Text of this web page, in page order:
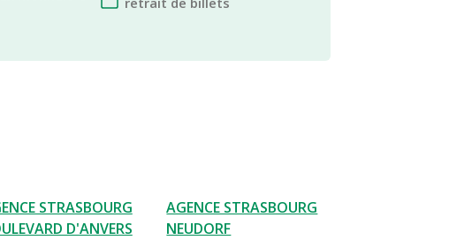
STRASBOURG
D'ANVERS
AGENCE STRASBOURG
NEUDORF